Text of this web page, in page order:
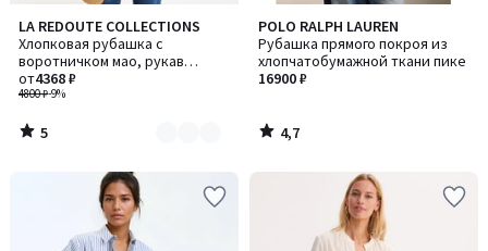
LA REDOUTE COLLECTIONS
Хлопковая рубашка с
воротничком мао, рукав
длинный
4800 ₽-9%
от4368 ₽
5
/
5
Количество
цветов:
2
5
/
POLO RALPH LAUREN
Рубашка прямого покроя из
хлопчатобумажной ткани пике
16900 ₽
4,7
/ 5
4,7
/